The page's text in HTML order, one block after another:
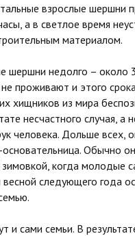
взрослые шершни
а в светлое время
материалом.
шершни недолго – около
проживают и этого
хищников из мира
несчастного случая, а
человека. Дольше всех,
Обычно
когда молодые
следующего года
и сами семьи. В